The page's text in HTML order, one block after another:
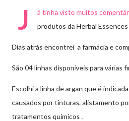
J
á tinha visto muitos
produtos da Herbal Essences
Dias atrás encontrei a farmácia e
São 04 linhas disponíveis para várias
Escolhi a linha de argan que é
causados por tinturas, alistamento
tratamentos químicos .